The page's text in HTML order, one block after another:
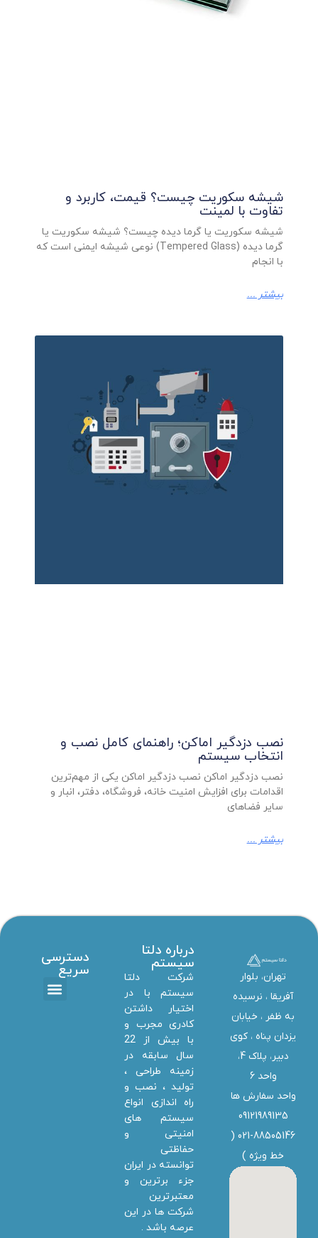
شیشه سکوریت چیست؟ قیمت، کاربرد و
تفاوت با لمینت
شیشه سکوریت یا گرما دیده چیست؟ شیشه سکوریت یا
گرما دیده (Tempered Glass) نوعی شیشه ایمنی است که
با انجام
بیشتر ...
نصب دزدگیر اماکن؛ راهنمای کامل نصب و
انتخاب سیستم
نصب دزدگیر اماکن نصب دزدگیر اماکن یکی از مهم‌ترین
اقدامات برای افزایش امنیت خانه، فروشگاه، دفتر، انبار و
سایر فضاهای
بیشتر ...
تهران، بلوار
آفریقا ، نرسیده
به ظفر ،‌ خیابان
یزدان پناه ، کوی
دبیر، پلاک 4،
واحد 6
واحد سفارش ها
09121989135
021-88505146 (
خط ویژه )
درباره دلتا
سیستم
شرکت دلتا
سیستم با در
اختیار داشتن
کادری مجرب و
با بیش از 22
سال سابقه در
زمینه طراحی ،
تولید ، نصب و
راه اندازی انواع
سیستم های
امنیتی و
حفاظتی
توانسته در ایران
جزء برترین و
معتبرترین
شرکت ها در این
عرصه باشد .
دسترسی
سریع